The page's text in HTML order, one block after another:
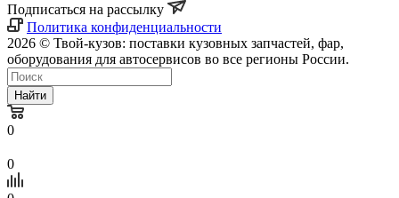
Подписаться на рассылку
Политика конфиденциальности
2026 © Твой-кузов: поставки кузовных запчастей, фар,
оборудования для автосервисов во все регионы России.
Найти
0
0